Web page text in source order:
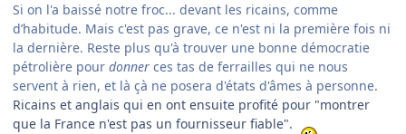
Si on l'a baissé notre froc... devant les ricains, comme
d’habitude. Mais c'est pas grave, ce n'est ni la première fois ni
la dernière. Reste plus qu'à trouver une bonne démocratie
pétrolière pour donner ces tas de ferrailles qui ne nous
servent à rien, et là çà ne posera d'états d'âmes à personne.
Ricains et anglais qui en ont ensuite profité pour "montrer
que la France n'est pas un fournisseur fiable".